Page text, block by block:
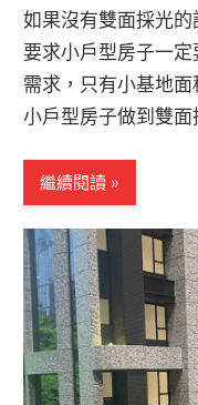
如果沒有雙面採光的
要求小戶型房子一
需求，只有小基地
小戶型房子做到雙面
繼續閱讀